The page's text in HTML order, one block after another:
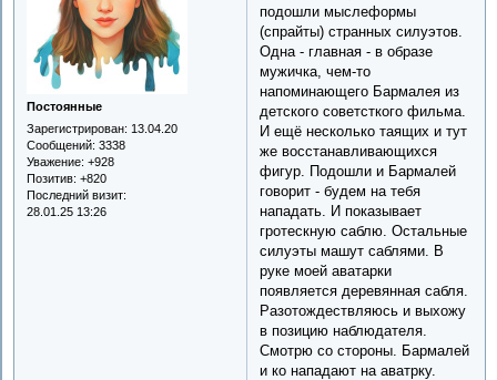
Постоянные
Зарегистрирован: 13.04.20
Сообщений: 3338
Уважение: +928
Позитив: +820
Последний визит:
28.01.25 13:26
подошли мыслеформы
(спрайты) странных силуэтов.
Одна - главная - в образе
мужичка, чем-то
напоминающего Бармалея из
детского советсткого фильма.
И ещё несколько таящих и тут
же восстанавливающихся
фигур. Подошли и Бармалей
говорит - будем на тебя
нападать. И показывает
гротескную саблю. Остальные
силуэты машут саблями. В
руке моей аватарки
появляется деревянная сабля.
Разотождествляюсь и выхожу
в позицию наблюдателя.
Смотрю со стороны. Бармалей
и ко нападают на аватрку.